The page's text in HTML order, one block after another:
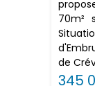
70m²
de
345